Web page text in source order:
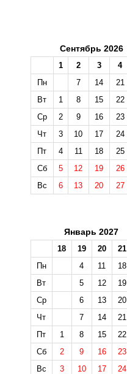
Сентябрь 2026
1 2 3 4
Пн
7 14 21
Вт
1 8 15 22
Ср
2 9 16 23
Чт
3 10 17
24
Пт
4 11 18
25
Сб
5 12 19
26
Вс
6 13 20 27
Январь 2027
18 19 20 21
Пн
4 11 18
Вт
5 12 19
Ср
6 13 20
Чт
7 14 21
Пт
1 8 15 22
Сб
2 9 16 23
Вс
3 10 17 24